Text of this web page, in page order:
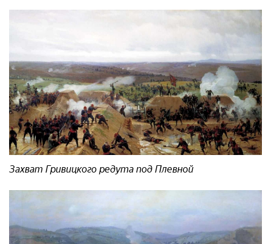
Захват Гривицкого редута под Плевной